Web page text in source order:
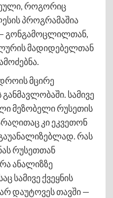
როგორიც
პროგრამაშია
გონგამოცლილთან,
მადიდებელთან
მცირე
სამივე
მეზობელი რუსეთის
კი ეკვეთონ
რას
რუსეთთან
ანალიზზე
სამივე ქვეყნის
დაუტოვეს თავში —